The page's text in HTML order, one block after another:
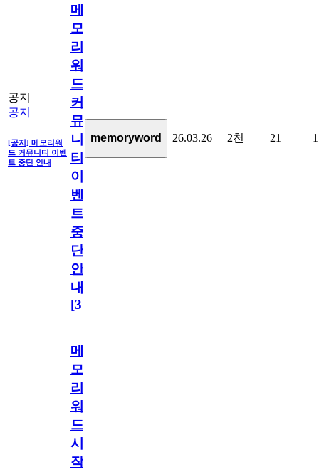
공지
공지
[공지] 메모리워
드 커뮤니티 이벤
트 중단 안내
메
모
리
워
드
커
뮤
니
티
이
벤
트
중
단
안
내
[31
memoryword 26.03.26 2천 21 1
메
모
리
워
드
시
작